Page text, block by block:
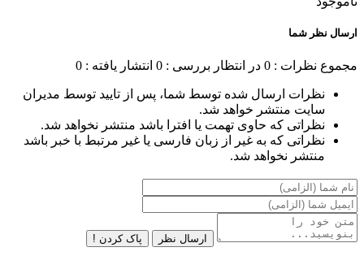
ارسال نظر شما
مجموع نظرات : 0 در انتظار بررسی : 0 انتشار یافته : 0
نظرات ارسال شده توسط شما، پس از تایید توسط مدیران
سایت منتشر خواهد شد.
نظراتی که حاوی تهمت یا افترا باشد منتشر نخواهد شد.
نظراتی که به غیر از زبان فارسی یا غیر مرتبط با خبر باشد
منتشر نخواهد شد.
ارسال نظر پاک کردن !